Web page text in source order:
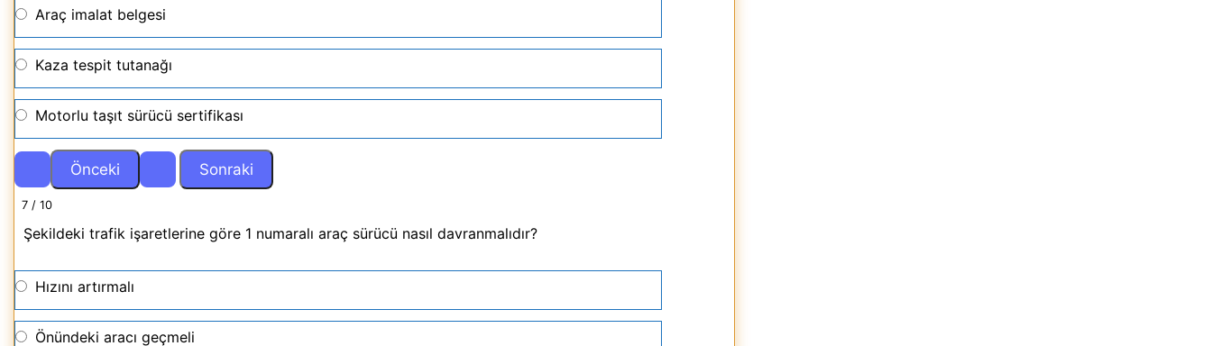
Araç imalat belgesi
Kaza tespit tutanağı
Motorlu taşıt sürücü sertifikası
7 / 10
Şekildeki trafik işaretlerine göre 1 numaralı araç sürücü nasıl davranmalıdır?
Hızını artırmalı
Önündeki aracı geçmeli